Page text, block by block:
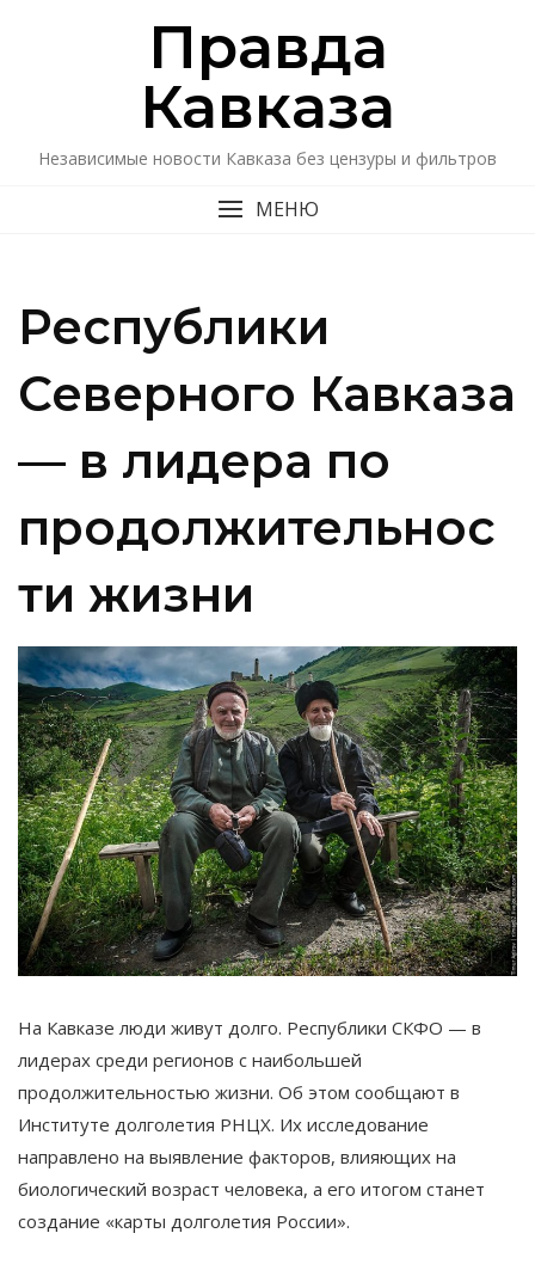
Правда
Кавказa
Независимые новости Кавказа без цензуры и фильтров
МЕНЮ
Республики
Северного Кавказа
— в лидера по
продолжительнос
ти жизни
На Кавказе люди живут долго. Республики СКФО — в
лидерах среди регионов с наибольшей
продолжительностью жизни. Об этом сообщают в
Институте долголетия РНЦХ. Их исследование
направлено на выявление факторов, влияющих на
биологический возраст человека, а его итогом станет
создание «карты долголетия России».